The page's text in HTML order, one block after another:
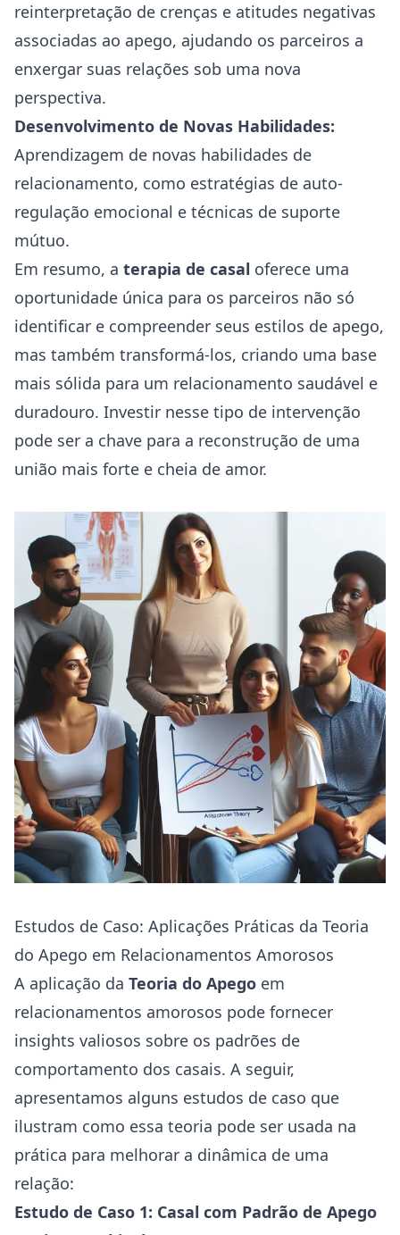
reinterpretação de crenças e atitudes negativas
associadas ao apego, ajudando os parceiros a
enxergar suas relações sob uma nova
perspectiva.
Desenvolvimento de Novas Habilidades:
Aprendizagem de novas habilidades de
relacionamento, como estratégias de auto-
regulação emocional e técnicas de suporte
mútuo.
Em resumo, a terapia de casal oferece uma
oportunidade única para os parceiros não só
identificar e compreender seus estilos de apego,
mas também transformá-los, criando uma base
mais sólida para um relacionamento saudável e
duradouro. Investir nesse tipo de intervenção
pode ser a chave para a reconstrução de uma
união mais forte e cheia de amor.
Estudos de Caso: Aplicações Práticas da Teoria
do Apego em Relacionamentos Amorosos
A aplicação da Teoria do Apego em
relacionamentos amorosos pode fornecer
insights valiosos sobre os padrões de
comportamento dos casais. A seguir,
apresentamos alguns estudos de caso que
ilustram como essa teoria pode ser usada na
prática para melhorar a dinâmica de uma
relação:
Estudo de Caso 1: Casal com Padrão de Apego